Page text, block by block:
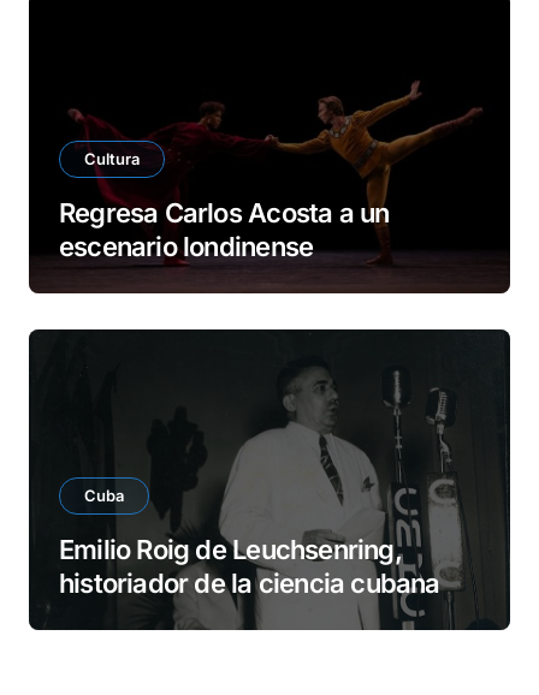
Cultura
Regresa Carlos Acosta a un
escenario londinense
Cuba
Emilio Roig de Leuchsenring,
historiador de la ciencia cubana